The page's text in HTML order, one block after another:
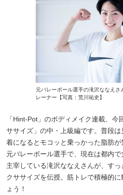
元バレーボール選手の滝沢ななえさ
レーナー【写真：荒川祐史】
「Hint-Pot」のボディメイク連載、今
ササイズ」の中・上級編です。普段
着になるとモコッと乗っかった脂肪が
元バレーボール選手で、現在は都内
主宰している滝沢ななえさんが、す
クササイズを伝授。筋トレで積極的
ょう！